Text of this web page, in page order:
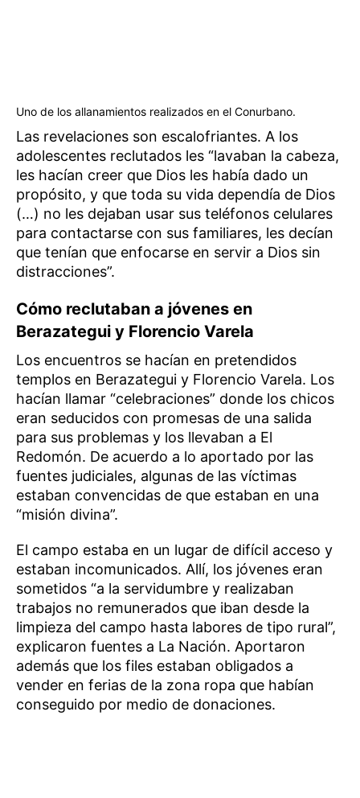
Uno de los allanamientos realizados en el Conurbano.
Las revelaciones son escalofriantes. A los
adolescentes reclutados les “lavaban la cabeza,
les hacían creer que Dios les había dado un
propósito, y que toda su vida dependía de Dios
(…) no les dejaban usar sus teléfonos celulares
para contactarse con sus familiares, les decían
que tenían que enfocarse en servir a Dios sin
distracciones”.
Cómo reclutaban a jóvenes en
Berazategui y Florencio Varela
Los encuentros se hacían en pretendidos
templos en Berazategui y Florencio Varela. Los
hacían llamar “celebraciones” donde los chicos
eran seducidos con promesas de una salida
para sus problemas y los llevaban a El
Redomón. De acuerdo a lo aportado por las
fuentes judiciales, algunas de las víctimas
estaban convencidas de que estaban en una
“misión divina”.
El campo estaba en un lugar de difícil acceso y
estaban incomunicados. Allí, los jóvenes eran
sometidos “a la servidumbre y realizaban
trabajos no remunerados que iban desde la
limpieza del campo hasta labores de tipo rural”,
explicaron fuentes a La Nación. Aportaron
además que los files estaban obligados a
vender en ferias de la zona ropa que habían
conseguido por medio de donaciones.